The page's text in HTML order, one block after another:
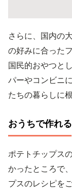
さらに、国内の
の好みに合った
国民的おやつと
パーやコンビニ
たちの暮らしに
おうちで作れ
ポテトチップス
かったところで
プスのレシピを